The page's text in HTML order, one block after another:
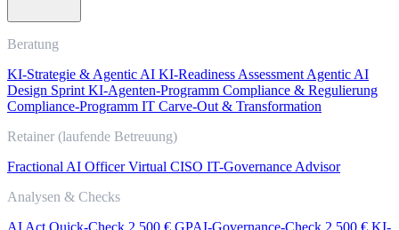
Beratung
KI-Strategie & Agentic AI KI-Readiness Assessment Agentic AI
Design Sprint KI-Agenten-Programm Compliance & Regulierung
Compliance-Programm IT Carve-Out & Transformation
Retainer (laufende Betreuung)
Fractional AI Officer Virtual CISO IT-Governance Advisor
Analysen & Checks
AI Act Quick-Check 2.500 € GPAI-Governance-Check 2.500 € KI-